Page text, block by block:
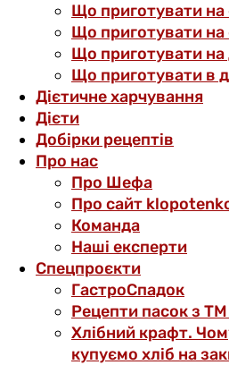
Що приготувати на
Що приготувати на
Що приготувати
Що приготувати в
Дієтичне харчування
Дієти
Добірки рецептів
Про нас
Про Шефа
Про сайт
Команда
Наші експерти
Спецпроєкти
ГастроСпадок
Рецепти пасок з ТМ
Хлібний крафт.
купуємо хліб на